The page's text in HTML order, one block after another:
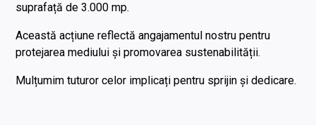
suprafață de 3.000 mp.
Această acțiune reflectă angajamentul nostru pentru
protejarea mediului și promovarea sustenabilității.
Mulțumim tuturor celor implicați pentru sprijin și dedicare.